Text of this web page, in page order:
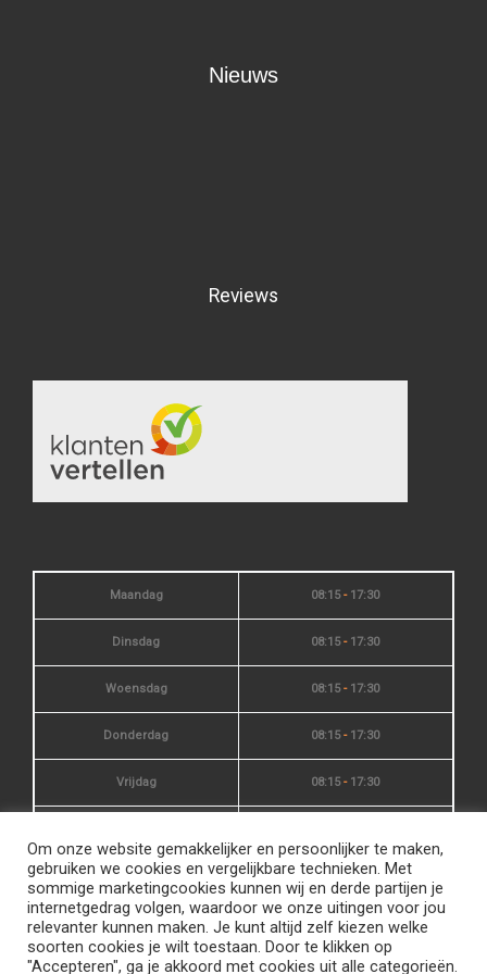
Nieuws
Reviews
Maandag 08:15-17:30
Dinsdag 08:15-17:30
Woensdag 08:15-17:30
Donderdag 08:15-17:30
Vrijdag 08:15-17:30
Zondag gesloten
Om onze website gemakkelijker en persoonlijker te maken,
gebruiken we cookies en vergelijkbare technieken. Met
sommige marketingcookies kunnen wij en derde partijen je
internetgedrag volgen, waardoor we onze uitingen voor jou
relevanter kunnen maken. Je kunt altijd zelf kiezen welke
soorten cookies je wilt toestaan. Door te klikken op
"Accepteren", ga je akkoord met cookies uit alle categorieën.